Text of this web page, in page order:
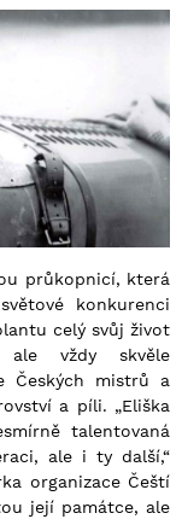
průkopnicí, která
konkurenci
celý svůj život
ale vždy skvěle
Českých mistrů a
a píli. „Eliška
talentovaná
ale i ty další,“
organizace Čeští
její památce, ale